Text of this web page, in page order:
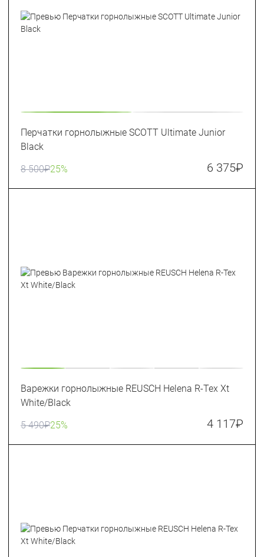
Перчатки горнолыжные SCOTT Ultimate Junior
Black
8 500₽25% 6 375₽
Варежки горнолыжные REUSCH Helena R-Tex Xt
White/Black
5 490₽25% 4 117₽